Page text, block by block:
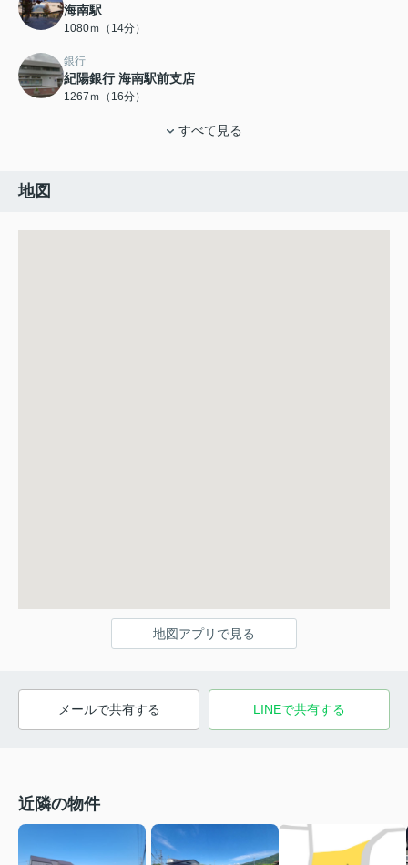
海南駅
1080ｍ（14分）
銀行
紀陽銀行 海南駅前支店
1267ｍ（16分）
すべて見る
地図
地図アプリで見る
メールで共有する LINEで共有する
近隣の物件